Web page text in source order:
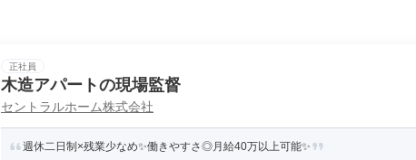
正社員
木造アパートの現場監督
セントラルホーム株式会社
週休二日制×残業少なめ✨働きやすさ◎月給40万以上可能✨